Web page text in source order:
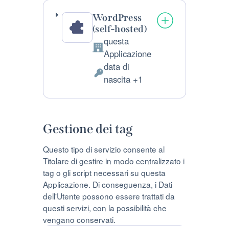
WordPress
(self-hosted)
Azienda:
questa
Applicazione
Dati
data di
nascita +1
Gestione dei tag
Questo tipo di servizio consente al
Titolare di gestire in modo centralizzato i
tag o gli script necessari su questa
Applicazione. Di conseguenza, i Dati
dell'Utente possono essere trattati da
questi servizi, con la possibilità che
vengano conservati.